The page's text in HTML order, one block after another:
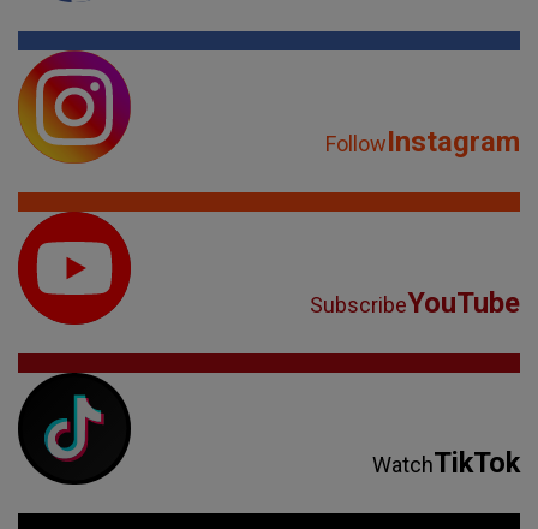
FollowInstagram
SubscribeYouTube
WatchTikTok